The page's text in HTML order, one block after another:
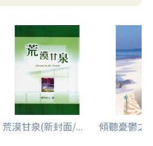
荒漠甘泉(新封面/... 傾聽憂鬱之